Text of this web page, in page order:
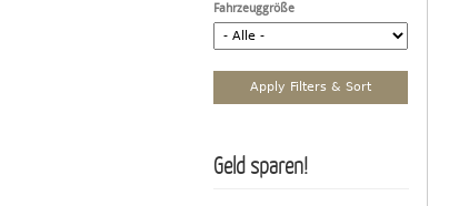
Fahrzeuggröße
Geld sparen!